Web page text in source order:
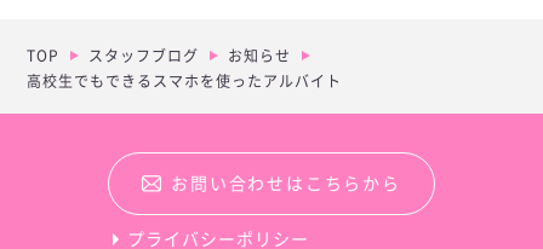
TOP スタッフブログ
お知らせ
高校生でもできるスマホを使ったアルバイト
お問い合わせはこちらから
プライバシーポリシー